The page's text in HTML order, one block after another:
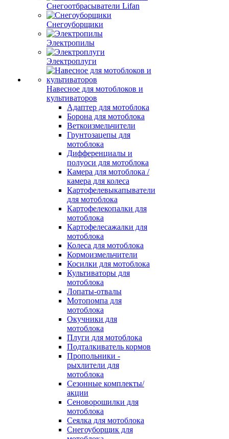
Снегоотбрасыватели Lifan
Снегоуборщики
Электропилы
Электроплуги
Навесное для мотоблоков и
культиваторов
Адаптер для мотоблока
Борона для мотоблока
Веткоизмельчители
Грунтозацепы для
мотоблока
Дифференциалы и
полуоси для мотоблока
Камера для мотоблока /
камера для колеса
Картофелевыкапыватели
для мотоблока
Картофелекопалки для
мотоблока
Картофелесажалки для
мотоблока
Колеса для мотоблока
Кормоизмельчители
Косилки для мотоблока
Культиваторы для
мотоблока
Лопаты-отвалы
Мотопомпа для
мотоблока
Окучники для
мотоблока
Плуги для мотоблока
Подталкиватель кормов
Пропольники -
рыхлители для
мотоблока
Сезонные комплекты/
акции
Сеноворошилки для
мотоблока
Сеялка для мотоблока
Снегоуборщик для